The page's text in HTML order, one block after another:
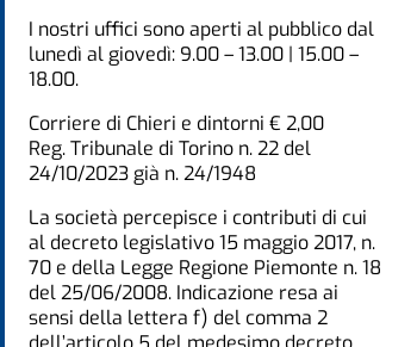
I nostri uffici sono aperti al pubblico dal
lunedì al giovedì: 9.00 – 13.00 | 15.00 –
18.00.
Corriere di Chieri e dintorni € 2,00
Reg. Tribunale di Torino n. 22 del
24/10/2023 già n. 24/1948
La società percepisce i contributi di cui
al decreto legislativo 15 maggio 2017, n.
70 e della Legge Regione Piemonte n. 18
del 25/06/2008. Indicazione resa ai
sensi della lettera f) del comma 2